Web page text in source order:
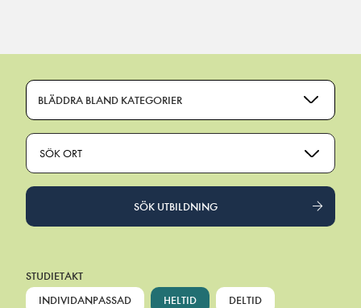
BLÄDDRA BLAND KATEGORIER
SÖK ORT
SÖK UTBILDNING
STUDIETAKT
INDIVIDANPASSAD
HELTID DELTID